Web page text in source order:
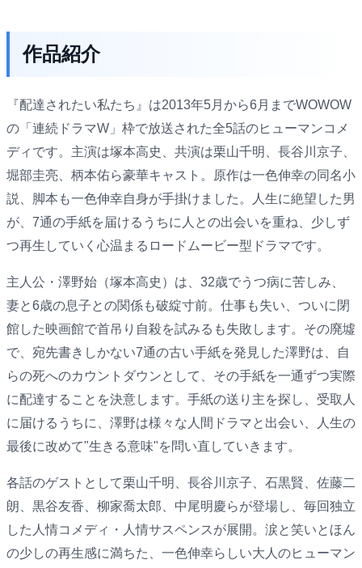
作品紹介
『配達されたい私たち』は2013年5月から6月までWOWOW
の「連続ドラマW」枠で放送された全5話のヒューマンコメ
ディです。主演は塚本高史、共演は栗山千明、長谷川京子、
堀部圭亮、柄本佑ら豪華キャスト。原作は一色伸幸の同名小
説、脚本も一色伸幸自身が手掛けました。人生に絶望した男
が、7通の手紙を届けるうちに人との出会いを重ね、少しず
つ再生していく心温まるロードムービー型ドラマです。
主人公・澤野始（塚本高史）は、32歳でうつ病に苦しみ、
妻と6歳の息子との関係も破綻寸前。仕事も失い、ついに閉
館した映画館で首吊り自殺を試みるも失敗します。その廃墟
で、宛先書きしかない7通の古い手紙を発見した澤野は、自
らの死へのカウントダウンとして、その手紙を一通ずつ実際
に配達することを決意します。手紙の送り主を探し、受取人
に届けるうちに、澤野は様々な人間ドラマと出会い、人生の
最後に改めて"生きる意味"を問い直していきます。
各話のゲストとして栗山千明、長谷川京子、石黒賢、佐藤二
朗、黒谷友香、柳家喬太郎、中尾明慶らが登場し、毎回独立
した人情コメディ・人情サスペンスが展開。涙と笑いとほん
の少しの再生感に満ちた、一色伸幸らしい大人のヒューマン